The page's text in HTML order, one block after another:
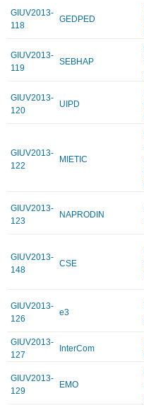
GIUV2013-
118
GEDPED
GIUV2013-
119
SEBHAP
GIUV2013-
120
UIPD
GIUV2013-
122
MIETIC
GIUV2013-
123
NAPRODIN
GIUV2013-
148
CSE
GIUV2013-
126
e3
GIUV2013-
127
InterCom
GIUV2013-
129
EMO